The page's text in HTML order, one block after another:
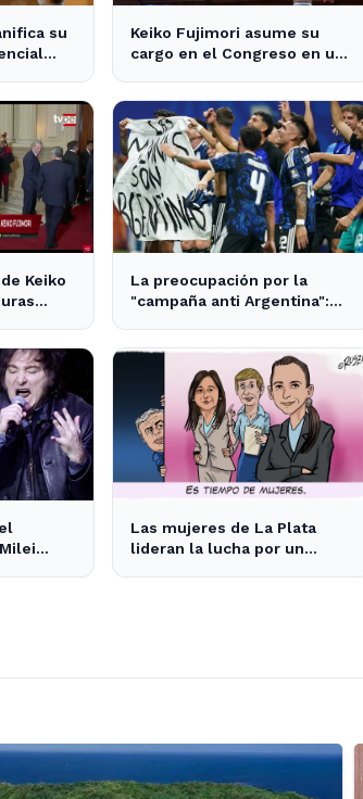
su
Keiko Fujimori asume su
cargo en el Congreso en un
Keiko
La preocupación por la
"campaña anti Argentina":
Las mujeres de La Plata
lideran la lucha por un